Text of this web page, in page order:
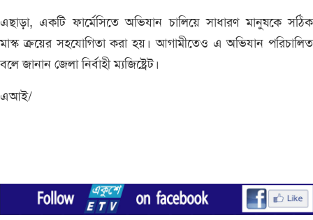
এছাড়া, একটি ফার্মেসিতে অভিযান চালিয়ে সাধারণ মানুষকে
মাস্ক ক্রয়ের সহযোগিতা করা হয়। আগামীতেও এ অভিযান
বলে জানান জেলা নির্বাহী ম্যজিষ্ট্রেট।
এআই/